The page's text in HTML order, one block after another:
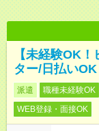
【未経験OK
ター/日払いOK
派遣 職種未経験OK
WEB登録・面接OK